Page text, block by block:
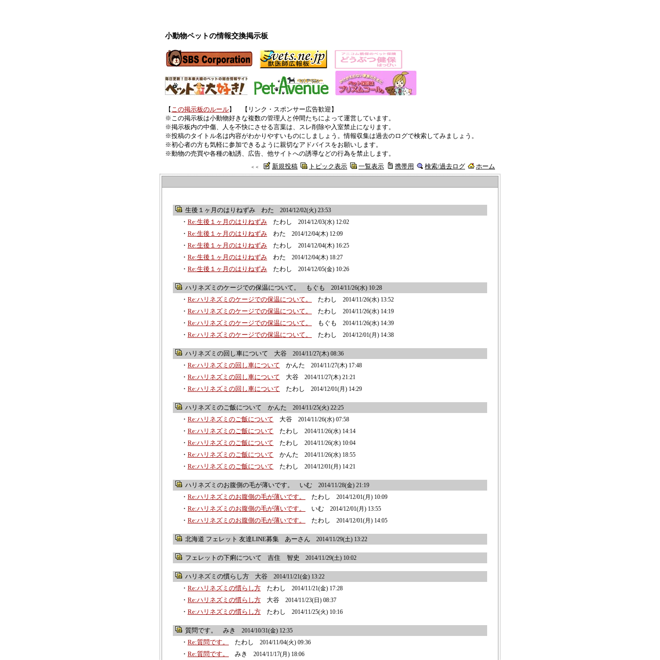
小動物ペットの情報交換掲示板
【 この掲示板のルール】 【リンク・スポンサー広告歓迎】
※この掲示板は小動物好きな複数の管理人と仲間たちによって運営しています。
※掲示板内の中傷、人を不快にさせる言葉は、スレ削除や入室禁止になります。
※投稿のタイトル名は内容がわかりやすいものにしましょう。情報収集は過去のログで検索してみましょう。
※初心者の方も気軽に参加できるように親切なアドバイスをお願いします。
※動物の売買や各種の勧誘、広告、他サイトへの誘導などの行為を禁止します。
＜＜ 新規投稿 トピック表示 一覧表示 携帯用 検索/過去ログ ホーム
生後１ヶ月のはりねずみ わた 2014/12/02(火) 23:53
・ Re:生後１ヶ月のはりねずみ たわし 2014/12/03(水) 12:02
・ Re:生後１ヶ月のはりねずみ わた 2014/12/04(木) 12:09
・ Re:生後１ヶ月のはりねずみ たわし 2014/12/04(木) 16:25
・ Re:生後１ヶ月のはりねずみ わた 2014/12/04(木) 18:27
・ Re:生後１ヶ月のはりねずみ たわし 2014/12/05(金) 10:26
ハリネズミのケージでの保温について。 もぐも 2014/11/26(水) 10:28
・ Re:ハリネズミのケージでの保温について。 たわし 2014/11/26(水) 13:52
・ Re:ハリネズミのケージでの保温について。 たわし 2014/11/26(水) 14:19
・ Re:ハリネズミのケージでの保温について。 もぐも 2014/11/26(水) 14:39
・ Re:ハリネズミのケージでの保温について。 たわし 2014/12/01(月) 14:38
ハリネズミの回し車について 大谷 2014/11/27(木) 08:36
・ Re:ハリネズミの回し車について かんた 2014/11/27(木) 17:48
・ Re:ハリネズミの回し車について 大谷 2014/11/27(木) 21:21
・ Re:ハリネズミの回し車について たわし 2014/12/01(月) 14:29
ハリネズミのご飯について かんた 2014/11/25(火) 22:25
・ Re:ハリネズミのご飯について 大谷 2014/11/26(水) 07:58
・ Re:ハリネズミのご飯について たわし 2014/11/26(水) 14:14
・ Re:ハリネズミのご飯について たわし 2014/11/26(水) 10:04
・ Re:ハリネズミのご飯について かんた 2014/11/26(水) 18:55
・ Re:ハリネズミのご飯について たわし 2014/12/01(月) 14:21
ハリネズミのお腹側の毛が薄いです。 いむ 2014/11/28(金) 21:19
・ Re:ハリネズミのお腹側の毛が薄いです。 たわし 2014/12/01(月) 10:09
・ Re:ハリネズミのお腹側の毛が薄いです。 いむ 2014/12/01(月) 13:55
・ Re:ハリネズミのお腹側の毛が薄いです。 たわし 2014/12/01(月) 14:05
北海道 フェレット 友達LINE募集 あーさん 2014/11/29(土) 13:22
フェレットの下痢について 吉住 智史 2014/11/29(土) 10:02
ハリネズミの慣らし方 大谷 2014/11/21(金) 13:22
・ Re:ハリネズミの慣らし方 たわし 2014/11/21(金) 17:28
・ Re:ハリネズミの慣らし方 大谷 2014/11/23(日) 08:37
・ Re:ハリネズミの慣らし方 たわし 2014/11/25(火) 10:16
質問です。 みき 2014/10/31(金) 12:35
・ Re:質問です。 たわし 2014/11/04(火) 09:36
・ Re:質問です。 みき 2014/11/17(月) 18:06